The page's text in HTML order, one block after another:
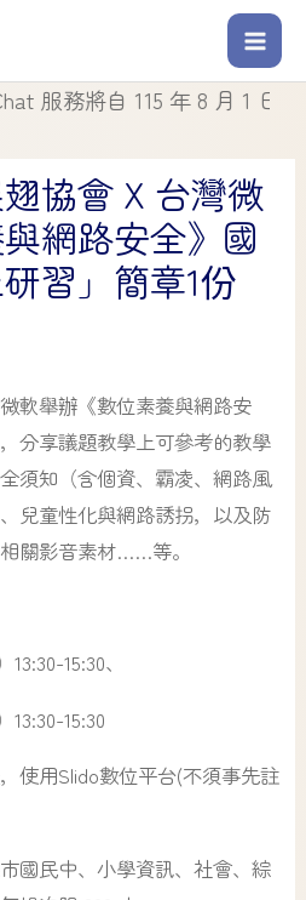
將自 115 年 8 月 1 日起停止
協會 X 台灣微
網路安全》國
習」簡章1份
軟舉辦《數位素養與網路安
分享議題教學上可參考的教學
須知（含個資、霸凌、網路風
兒童性化與網路誘拐，以及防
關影音素材……等。
13:30-15:30、
13:30-15:30
使用Slido數位平台(不須事先註
國民中、小學資訊、社會、綜